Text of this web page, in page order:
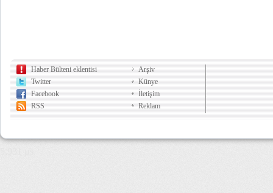
Haber Bülteni eklentisi
Twitter
Facebook
RSS
Arşiv
Künye
İletişim
Reklam